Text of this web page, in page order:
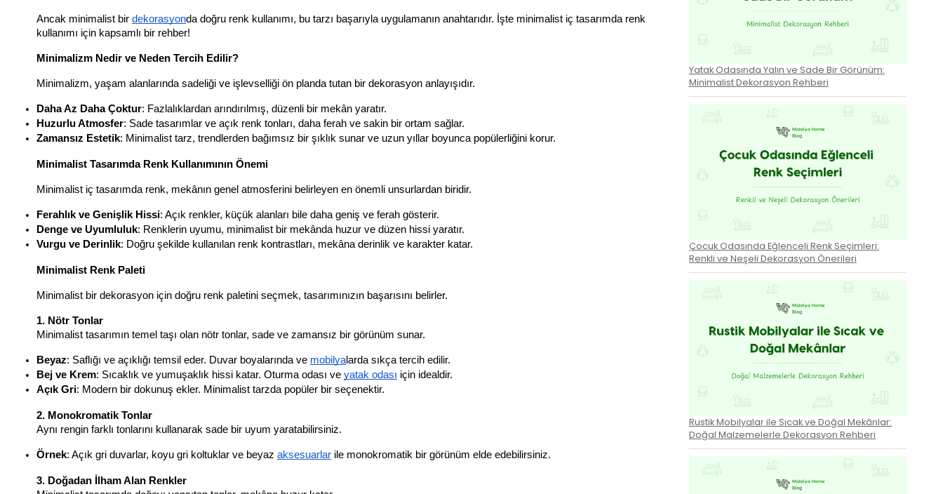
Ancak minimalist bir dekorasyonda doğru renk kullanımı, bu tarzı başarıyla uygulamanın anahtarıdır. İşte minimalist iç tasarımda renk
kullanımı için kapsamlı bir rehber!
Minimalizm Nedir ve Neden Tercih Edilir?
Minimalizm, yaşam alanlarında sadeliği ve işlevselliği ön planda tutan bir dekorasyon anlayışıdır.
Daha Az Daha Çoktur: Fazlalıklardan arındırılmış, düzenli bir mekân yaratır.
Huzurlu Atmosfer: Sade tasarımlar ve açık renk tonları, daha ferah ve sakin bir ortam sağlar.
Zamansız Estetik: Minimalist tarz, trendlerden bağımsız bir şıklık sunar ve uzun yıllar boyunca popülerliğini korur.
Minimalist Tasarımda Renk Kullanımının Önemi
Minimalist iç tasarımda renk, mekânın genel atmosferini belirleyen en önemli unsurlardan biridir.
Ferahlık ve Genişlik Hissi: Açık renkler, küçük alanları bile daha geniş ve ferah gösterir.
Denge ve Uyumluluk: Renklerin uyumu, minimalist bir mekânda huzur ve düzen hissi yaratır.
Vurgu ve Derinlik: Doğru şekilde kullanılan renk kontrastları, mekâna derinlik ve karakter katar.
Minimalist Renk Paleti
Minimalist bir dekorasyon için doğru renk paletini seçmek, tasarımınızın başarısını belirler.
1. Nötr Tonlar
Minimalist tasarımın temel taşı olan nötr tonlar, sade ve zamansız bir görünüm sunar.
Beyaz: Saflığı ve açıklığı temsil eder. Duvar boyalarında ve mobilyalarda sıkça tercih edilir.
Bej ve Krem: Sıcaklık ve yumuşaklık hissi katar. Oturma odası ve yatak odası için idealdir.
Açık Gri: Modern bir dokunuş ekler. Minimalist tarzda popüler bir seçenektir.
2. Monokromatik Tonlar
Aynı rengin farklı tonlarını kullanarak sade bir uyum yaratabilirsiniz.
Örnek: Açık gri duvarlar, koyu gri koltuklar ve beyaz aksesuarlar ile monokromatik bir görünüm elde edebilirsiniz.
3. Doğadan İlham Alan Renkler
Yatak Odasında Yalın ve Sade Bir Görünüm:
Minimalist Dekorasyon Rehberi
Çocuk Odasında Eğlenceli Renk Seçimleri:
Renkli ve Neşeli Dekorasyon Önerileri
Rustik Mobilyalar ile Sıcak ve Doğal Mekânlar:
Doğal Malzemelerle Dekorasyon Rehberi